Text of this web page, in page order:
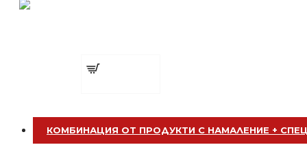
БЕЗПЛАТНО
Добавете
КОМБИНАЦИЯ ОТ ПРОДУКТИ С НАМАЛЕНИЕ +